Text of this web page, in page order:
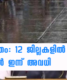
12
ഇന്ന് അവധി